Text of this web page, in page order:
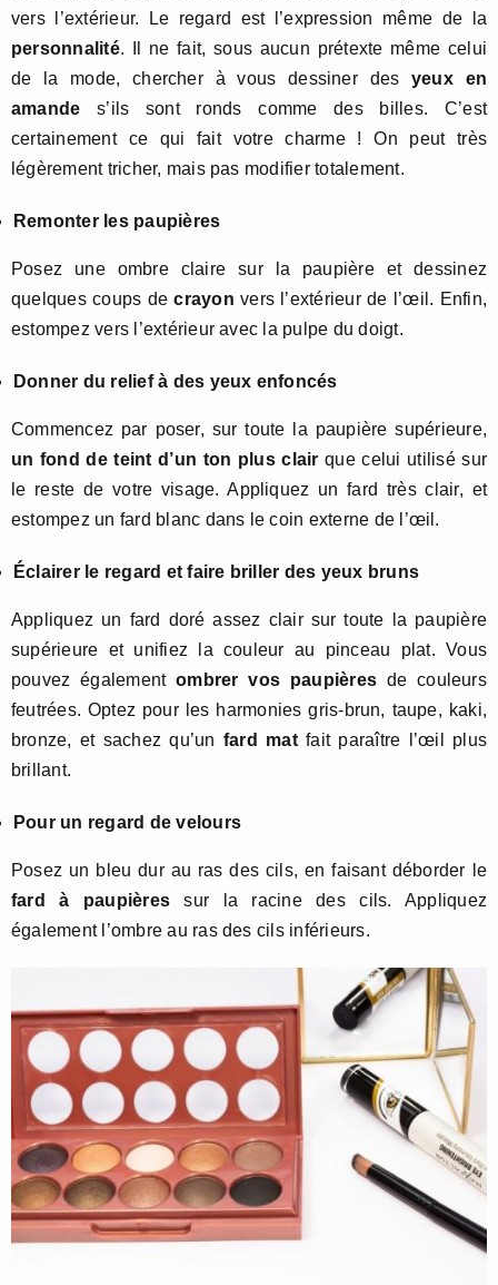
vers l’extérieur. Le regard est l’expression même de la
personnalité. Il ne fait, sous aucun prétexte même celui
de la mode, chercher à vous dessiner des yeux en
amande s’ils sont ronds comme des billes. C’est
certainement ce qui fait votre charme ! On peut très
légèrement tricher, mais pas modifier totalement.
Remonter les paupières
Posez une ombre claire sur la paupière et dessinez
quelques coups decrayon vers l’extérieur de l’œil. Enfin,
estompez vers l’extérieur avec la pulpe du doigt.
Donner du relief à des yeux enfoncés
Commencez par poser, sur toute la paupière supérieure,
un fond de teint d’un ton plus clair que celui utilisé sur
le reste de votre visage. Appliquez un fard très clair, et
estompez un fard blanc dans le coin externe de l’œil.
Éclairer le regard et faire briller des yeux bruns
Appliquez un fard doré assez clair sur toute la paupière
supérieure et unifiez la couleur au pinceau plat. Vous
pouvez égalementombrer vos paupières de couleurs
feutrées. Optez pour les harmonies gris-brun, taupe, kaki,
bronze, et sachez qu’un fard matfait paraître l’œil plus
brillant.
Pour un regard de velours
Posez un bleu dur au ras des cils, en faisant déborder le
fard à paupières sur la racine des cils. Appliquez
également l’ombre au ras des cils inférieurs.